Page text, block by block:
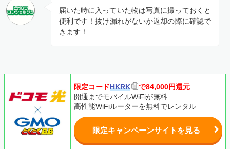
届いた時に入っていた物は写真に撮っておくと
便利です！抜け漏れがないか返却の際に確認で
きます！
限定コードHKRK
で84,000円還元
開通までモバイルWiFiが無料
高性能WiFiルーターを無料でレンタル
限定キャンペーンサイトを見る